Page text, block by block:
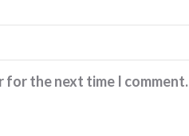
for the next time I comment.